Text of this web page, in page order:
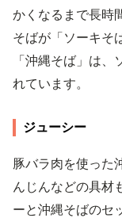
かくなるまで長時
そばが「ソーキそ
「沖縄そば」は
れています。
ジューシー
豚バラ肉を使った
んじんなどの具材
ーと沖縄そばのセ